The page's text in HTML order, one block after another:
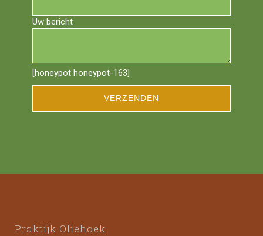
Uw bericht
[honeypot honeypot-163]
Praktijk Oliehoek